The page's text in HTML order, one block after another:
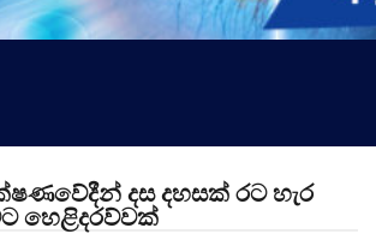
දස දහසක් රට හැර
හෙළිදරව්වක්